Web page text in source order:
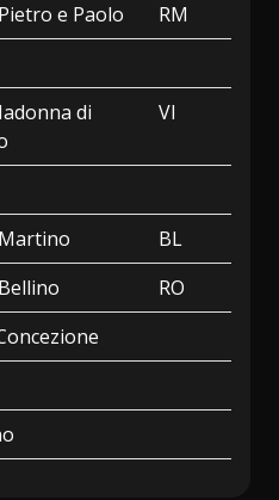
e Paolo
RM
di
VI
BL
RO